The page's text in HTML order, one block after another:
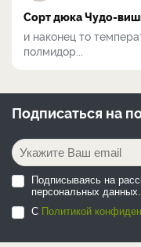
Сорт дюка Чудо-
и наконец то
полмидор...
Подписаться на
Подписываясь на
персональных данных.
С Политикой